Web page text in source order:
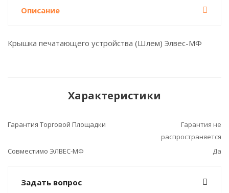
Описание
Крышка печатающего устройства (Шлем) Элвес-МФ
Характеристики
Гарантия Торговой Площадки
Гарантия не
распространяется
Совместимо ЭЛВЕС-МФ
Да
Задать вопрос